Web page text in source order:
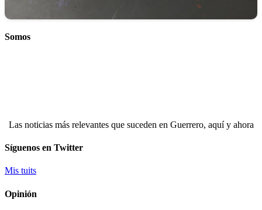
Somos
Las noticias más relevantes que suceden en Guerrero, aquí y ahora
Síguenos en Twitter
Mis tuits
Opinión